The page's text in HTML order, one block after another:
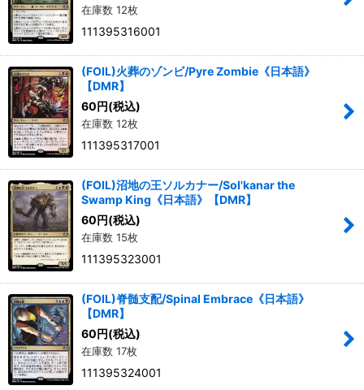
在庫数 12枚
111395316001
(FOIL)火葬のゾンビ/Pyre Zombie《日本語》
【DMR】
60円(税込)
在庫数 12枚
111395317001
(FOIL)沼地の王ソルカナー/Sol'kanar the
Swamp King《日本語》【DMR】
60円(税込)
在庫数 15枚
111395323001
(FOIL)脊髄支配/Spinal Embrace《日本語》
【DMR】
60円(税込)
在庫数 17枚
111395324001